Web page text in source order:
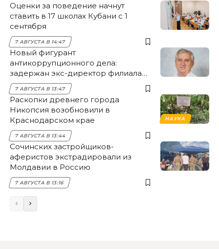
Оценки за поведение начнут
ставить в 17 школах Кубани с 1
сентября
7 АВГУСТА В 14:47
Новый фигурант
антикоррупционного дела:
задержан экс-директор филиала
НЭСК Крымска
7 АВГУСТА В 13:47
НАУКА
Раскопки древнего города
Никопсия возобновили в
Краснодарском крае
7 АВГУСТА В 13:44
Сочинских застройщиков-
аферистов экстрадировали из
Молдавии в Россию
7 АВГУСТА В 13:16